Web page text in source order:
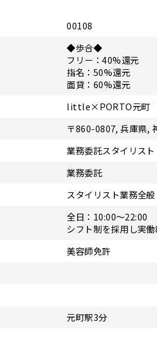
00108
◆歩合◆
フリー：40%還元
指名：50%還元
面貸：60%還元
little×PORTO元町 【
〒860-0807, 兵庫県,
業務委託スタイリスト
業務委託
スタイリスト業務全般
全日：10:00～22:00
シフト制を採用し実
美容師免許
元町駅3分